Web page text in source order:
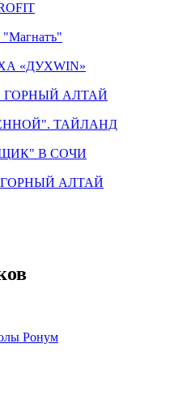
"Магнатъ"
«ДУХWIN»
ГОРНЫЙ АЛТАЙ
ТАЙЛАНД
В СОЧИ
АЛТАЙ
Ронум